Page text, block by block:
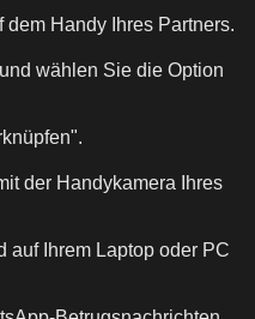
Handy Ihres Partners.
wählen Sie die Option
der Handykamera Ihres
auf Ihrem Laptop oder PC